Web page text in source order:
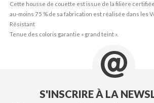
Cette housse de couette est issue de la filière
au-moins 75 % de sa fabrication est réalisée dans les
Résistant
Tenue des coloris garantie « grand teint ».
S'INSCRIRE À LA